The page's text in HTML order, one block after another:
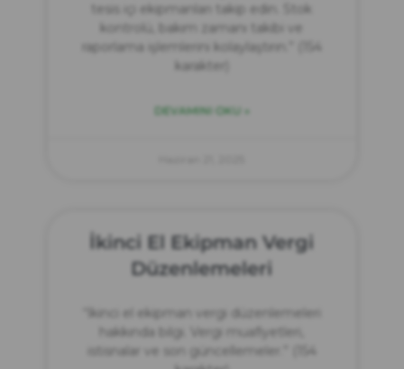
tesis içi ekipmanları takip edin. Stok
kontrolü, bakım zamanı takibi ve
raporlama işlemlerini kolaylaştırın.” (154
karakter)
DEVAMINI OKU »
İkinci El Ekipman Vergi
Düzenlemeleri
“İkinci el ekipman vergi düzenlemeleri
hakkında bilgi. Vergi muafiyetleri,
istisnalar ve son güncellemeler.” (154